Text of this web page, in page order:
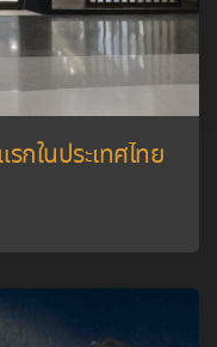
ในประเทศไทย